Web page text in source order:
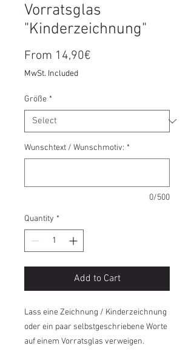
Vorratsglas
"Kinderzeichnung"
From 14,90€
MwSt. Included
Größe *
Wunschtext / Wunschmotiv: *
0/500
Quantity *
Add to Cart
Lass eine Zeichnung / Kinderzeichnung
oder ein paar selbstgeschriebene Worte
auf einem Vorratsglas verweigen.